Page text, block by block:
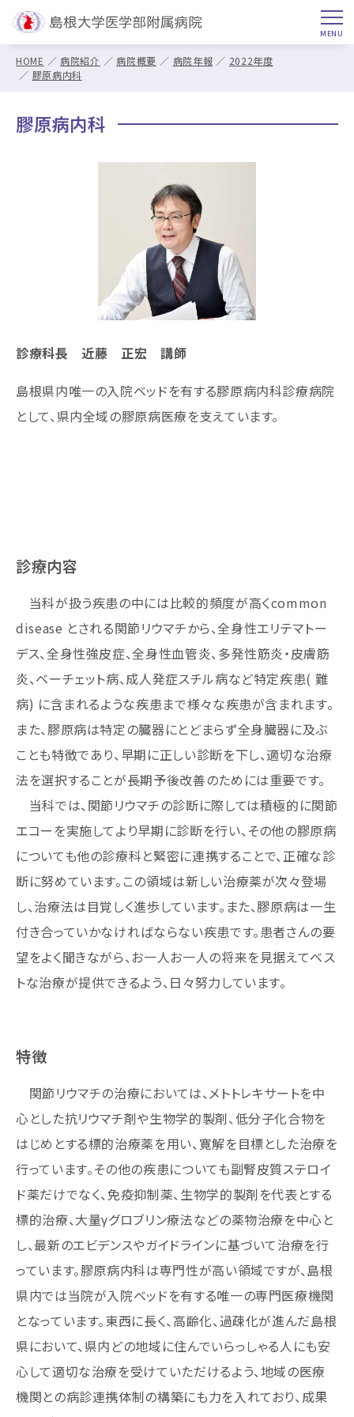
HOME 病院紹介 病院概要 病院年報
2022年度
膠原病内科
膠原病内科
診療科長 近藤 正宏 講師
島根県内唯一の入院ベッドを有する膠原病内科診療病院
として、県内全域の膠原病医療を支えています。
診療内容
当科が扱う疾患の中には比較的頻度が高くcommon
disease とされる関節リウマチから、全身性エリテマトー
デス、全身性強皮症、全身性血管炎、多発性筋炎・皮膚筋
炎、ベーチェット病、成人発症スチル病など特定疾患( 難
病) に含まれるような疾患まで様々な疾患が含まれます。
また、膠原病は特定の臓器にとどまらず全身臓器に及ぶ
ことも特徴であり、早期に正しい診断を下し、適切な治療
法を選択することが長期予後改善のためには重要です。
当科では、関節リウマチの診断に際しては積極的に関節
エコーを実施してより早期に診断を行い、その他の膠原病
についても他の診療科と緊密に連携することで、正確な診
断に努めています。この領域は新しい治療薬が次々登場
し、治療法は目覚しく進歩しています。また、膠原病は一生
付き合っていかなければならない疾患です。患者さんの要
望をよく聞きながら、お一人お一人の将来を見据えてベス
トな治療が提供できるよう、日々努力しています。
特徴
関節リウマチの治療においては、メトトレキサートを中
心とした抗リウマチ剤や生物学的製剤、低分子化合物を
はじめとする標的治療薬を用い、寛解を目標とした治療を
行っています。その他の疾患についても副腎皮質ステロイ
ド薬だけでなく、免疫抑制薬、生物学的製剤を代表とする
標的治療、大量γグロブリン療法などの薬物治療を中心と
し、最新のエビデンスやガイドラインに基づいて治療を行
っています。膠原病内科は専門性が高い領域ですが、島根
県内では当院が入院ベッドを有する唯一の専門医療機関
となっています。東西に長く、高齢化、過疎化が進んだ島根
県において、県内どの地域に住んでいらっしゃる人にも安
心して適切な治療を受けていただけるよう、地域の医療
機関との病診連携体制の構築にも力を入れており、成果